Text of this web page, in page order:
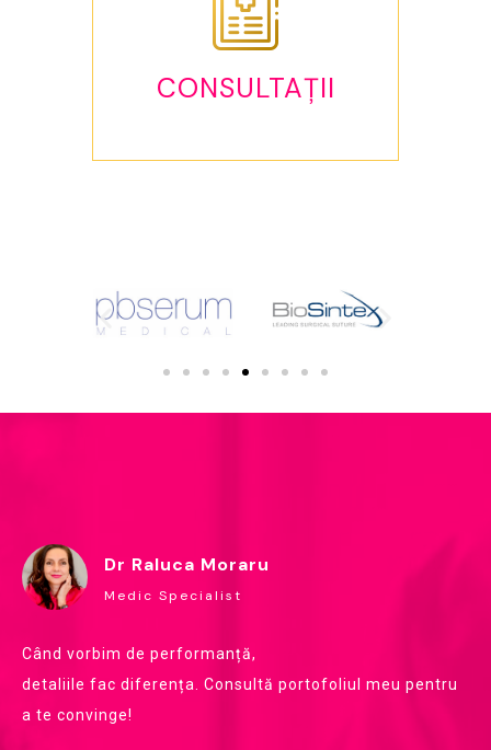
CONSULTAȚII
Dr Raluca Moraru
Medic Specialist
Când vorbim de performanță,
detaliile fac diferența. Consultă portofoliul meu pentru
a te convinge!